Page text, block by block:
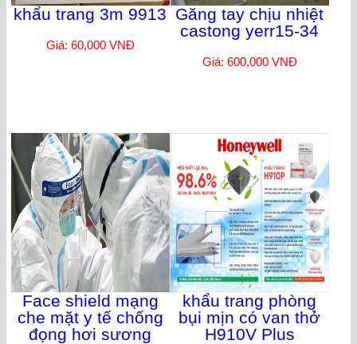
khẩu trang 3m 9913
Giá: 60,000 VNĐ
Găng tay chịu nhiệt
castong yerr15-34
Giá: 600,000 VNĐ
Face shield mạng
che mặt y tế chống
đọng hơi sương
khẩu trang phòng
bụi mịn có van thở
H910V Plus